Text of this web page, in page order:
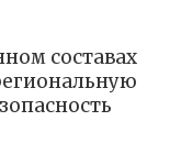
составах